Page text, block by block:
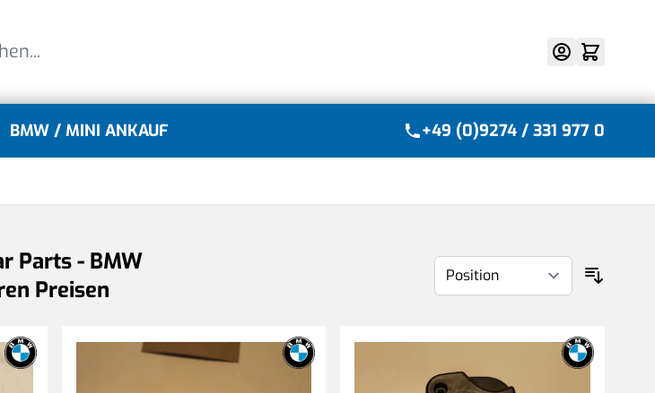
BMW / MINI ANKAUF +49 (0)9274 / 331 977 0
Parts - BMW
Preisen